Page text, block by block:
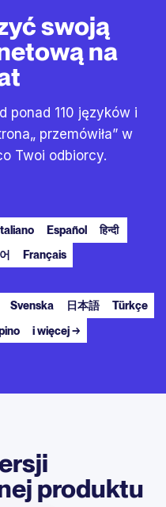
swoją
na
ponad 110 języków i
przemówiła” w
Twoi odbiorcy.
Italiano Español
हिन्दी
Français
Svenska 日本語
Türkçe
i więcej →
produktu